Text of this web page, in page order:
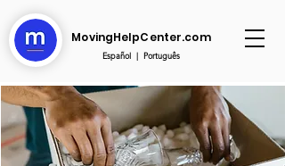
MovingHelpCenter.com
Español| Português